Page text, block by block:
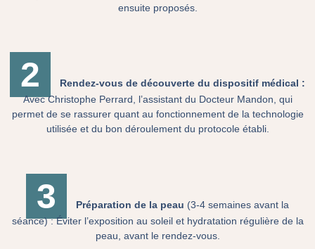
ensuite proposés.
2
Rendez-vous de découverte du dispositif médical :
Avec Christophe Perrard, l’assistant du Docteur Mandon, qui
permet de se rassurer quant au fonctionnement de la technologie
utilisée et du bon déroulement du protocole établi.
3 Préparation de la peau (3-4 semaines avant la
séance) : Éviter l’exposition au soleil et hydratation régulière de la
peau, avant le rendez-vous.